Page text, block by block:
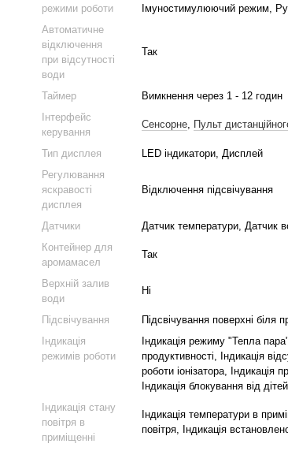
режими роботи
Імуностимулюючий режим,
Автоматичне
відключення
при відсутності
води
Так
Таймер
Вимкнення через 1 - 12 годин
Інтерфейс
керування
Сенсорне, Пульт
Тип дисплея
LED індикатори, Дисплей
Регулювання
яскравості
дисплея
Відключення підсвічування
Датчики
Датчик температури, Датчик
Контейнер для
аромамасел
Так
Верхній залив
води
Ні
Підсвічування
Підсвічування поверхні біля
Індикація
режимів роботи
Індикація режиму "Тепла
продуктивності, Індикація
роботи іонізатора, Індикація
Індикація блокування від
Індикація стану
повітря в
приміщенні
Індикація температури в
повітря, Індикація